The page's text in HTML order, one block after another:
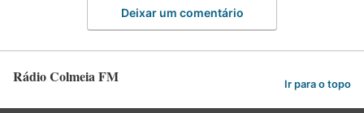
Deixar um comentário
Rádio Colmeia FM Ir para o topo